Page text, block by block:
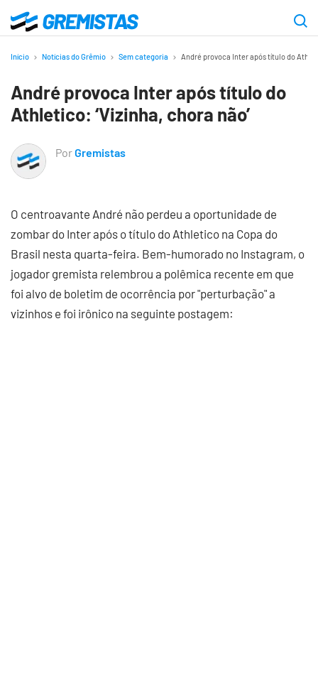
para
principal
Gremistas
Início Notícias do Grêmio Sem categoria André provoca Inter após título do
André provoca Inter após título do
Athletico: ‘Vizinha, chora não’
PorGremistas
O centroavante André não perdeu a oportunidade de
zombar do Inter após o título do Athletico na Copa do
Brasil nesta quarta-feira. Bem-humorado no Instagram, o
jogador gremista relembrou a polêmica recente em que
foi alvo de boletim de ocorrência por "perturbação" a
vizinhos e foi irônico na seguinte postagem: